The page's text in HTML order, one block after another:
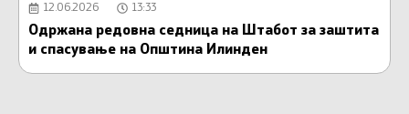
12.06.2026 13:33
Одржана редовна седница на Штабот за заштита
и спасување на Општина Илинден